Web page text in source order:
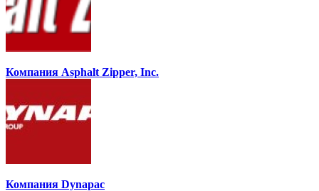
Компания Asphalt Zipper, Inc.
Компания Dynapac